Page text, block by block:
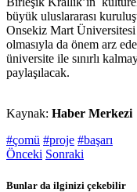
büyük uluslararası
Onsekiz Mart Üniversitesi
olmasıyla da önem arz
üniversite ile sınırlı
paylaşılacak.
Kaynak: Haber Merkezi
#çomü #proje #başarı
Önceki Sonraki
Bunlar da ilginizi çekebilir